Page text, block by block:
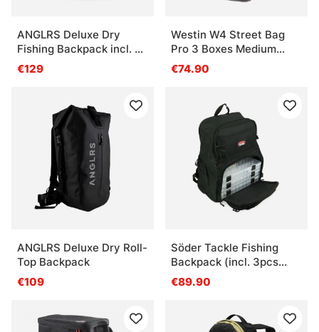
ANGLRS Deluxe Dry
Fishing Backpack incl. 4
Boxes
€129
Westin W4 Street Bag
Pro 3 Boxes Medium
Titanium Black
€74.90
ANGLRS Deluxe Dry Roll-
Top Backpack
€109
Söder Tackle Fishing
Backpack (incl. 3pcs
Regular Lure Box)
€89.90